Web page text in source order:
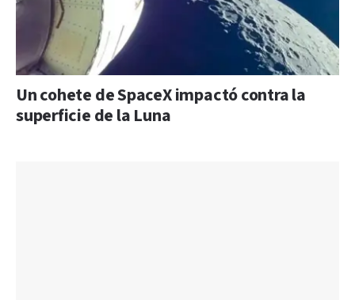
Un cohete de SpaceX impactó contra la
superficie de la Luna